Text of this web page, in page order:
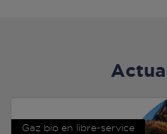
Gaz bio en libre-service